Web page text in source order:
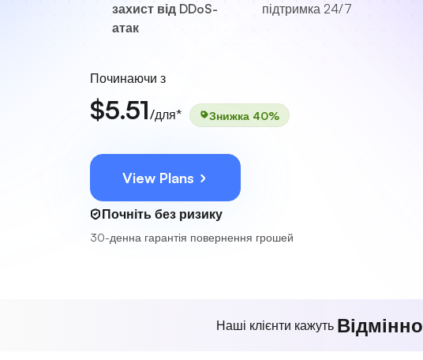
захист від DDoS-
атак
підтримка 24/7
Починаючи з
$5.51/для* Знижка 40%
View Plans
Почніть без ризику
30-денна гарантія повернення грошей
Наші клієнти кажуть Відмінно